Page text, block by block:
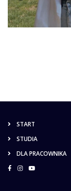
START
STUDIA
DLA PRACOWNIKA